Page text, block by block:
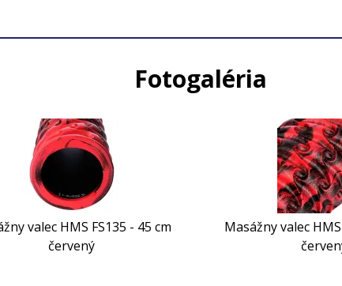
Fotogaléria
valec HMS FS135 - 45 cm
červený
Masážny valec